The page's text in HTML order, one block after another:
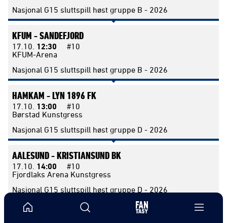
Nasjonal G15 sluttspill høst gruppe B - 2026
KFUM -SANDEFJORD
17.10. 12:30
#10
KFUM-Arena
Nasjonal G15 sluttspill høst gruppe B - 2026
HAMKAM -LYN 1896 FK
17.10. 13:00
#10
Børstad Kunstgress
Nasjonal G15 sluttspill høst gruppe D - 2026
AALESUND -KRISTIANSUND BK
17.10. 14:00
#10
Fjordlaks Arena Kunstgress
Nasjonal G15 sluttspill høst gruppe D - 2026
ODD -